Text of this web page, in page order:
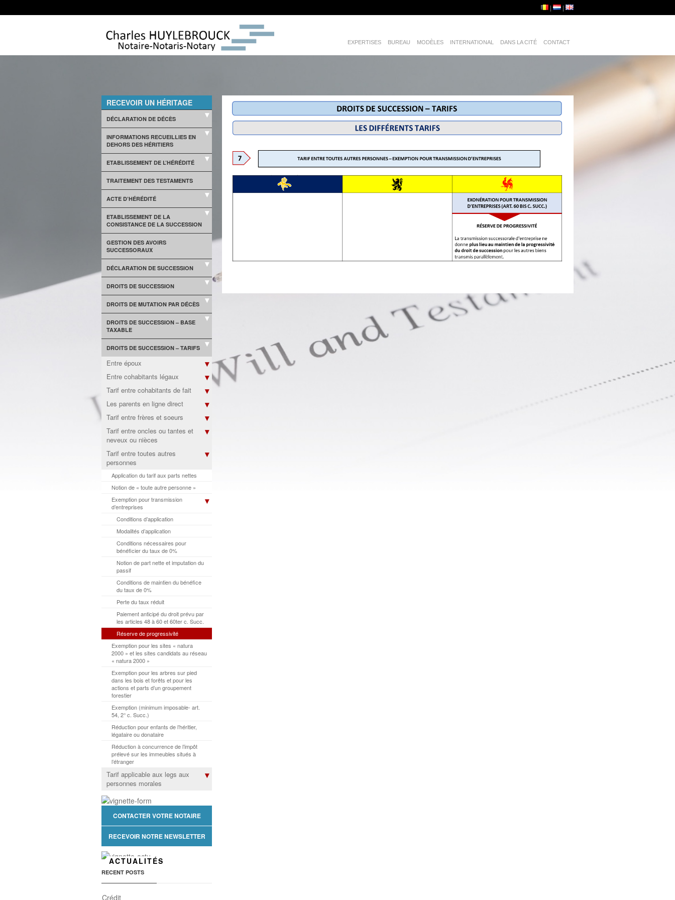
EXPERTISES BUREAU MODÈLES INTERNATIONAL DANS LA CITÉ CONTACT
RECEVOIR UN HÉRITAGE
DÉCLARATION DE DÉCÈS
INFORMATIONS RECUEILLIES EN
DEHORS DES HÉRITIERS
ETABLISSEMENT DE L’HÉRÉDITÉ
TRAITEMENT DES TESTAMENTS
ACTE D’HÉRÉDITÉ
ETABLISSEMENT DE LA
CONSISTANCE DE LA SUCCESSION
GESTION DES AVOIRS
SUCCESSORAUX
DÉCLARATION DE SUCCESSION
DROITS DE SUCCESSION
DROITS DE MUTATION PAR DÉCÈS
DROITS DE SUCCESSION – BASE
TAXABLE
DROITS DE SUCCESSION – TARIFS
Entre époux
Entre cohabitants légaux
Tarif entre cohabitants de fait
Les parents en ligne direct
Tarif entre frères et soeurs
Tarif entre oncles ou tantes et
neveux ou nièces
Tarif entre toutes autres
personnes
Application du tarif aux parts nettes
Notion de « toute autre personne »
Exemption pour transmission
d’entreprises
Conditions d’application
Modalités d’application
Conditions nécessaires pour
bénéficier du taux de 0%
Notion de part nette et imputation du
passif
Conditions de maintien du bénéfice
du taux de 0%
Perte du taux réduit
Paiement anticipé du droit prévu par
les articles 48 à 60 et 60ter c. Succ.
Réserve de progressivité
Exemption pour les sites « natura
2000 » et les sites candidats au réseau
« natura 2000 »
Exemption pour les arbres sur pied
dans les bois et forêts et pour les
actions et parts d’un groupement
forestier
Exemption (minimum imposable- art.
54, 2° c. Succ.)
Réduction pour enfants de l’héritier,
légataire ou donataire
Réduction à concurrence de l’impôt
prélevé sur les immeubles situés à
l’étranger
Tarif applicable aux legs aux
personnes morales
CONTACTER VOTRE NOTAIRE
RECEVOIR NOTRE NEWSLETTER
ACTUALITÉS
RECENT POSTS
Crédit